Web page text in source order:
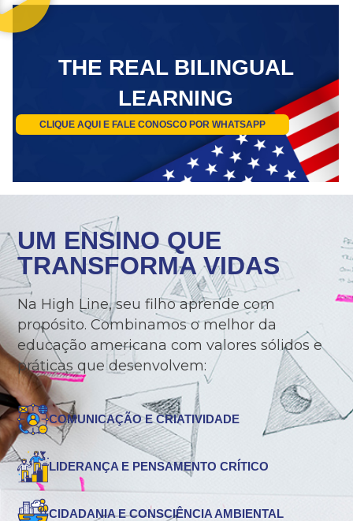
THE REAL BILINGUAL
LEARNING
CLIQUE AQUI E FALE CONOSCO POR WHATSAPP
UM ENSINO QUE
TRANSFORMA VIDAS
Na High Line, seu filho aprende com
propósito. Combinamos o melhor da
educação americana com valores sólidos e
práticas que desenvolvem:
COMUNICAÇÃO E CRIATIVIDADE
LIDERANÇA E PENSAMENTO CRÍTICO
CIDADANIA E CONSCIÊNCIA AMBIENTAL